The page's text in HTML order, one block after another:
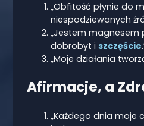
„Obfitość płynie do
niespodziewanych
„Jestem magnesem
dobrobyt i szczęście
„Moje działania
Afirmacje, a
„Każdego dnia moje